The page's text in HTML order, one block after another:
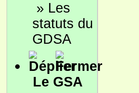
» Les
statuts du
GDSA
Le GSA